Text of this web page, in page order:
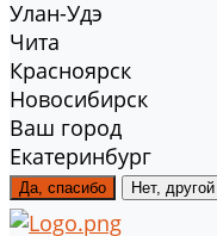
Улан-Удэ
Чита
Красноярск
Новосибирск
Ваш город
Екатеринбург
Да, спасибо Нет, другой